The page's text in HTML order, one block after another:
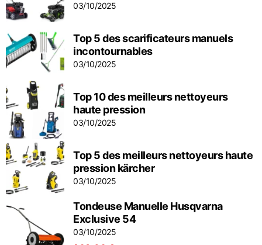
03/10/2025
Top 5 des scarificateurs manuels
incontournables
03/10/2025
Top 10 des meilleurs nettoyeurs
haute pression
03/10/2025
Top 5 des meilleurs nettoyeurs haute
pression kärcher
03/10/2025
Tondeuse Manuelle Husqvarna
Exclusive 54
03/10/2025